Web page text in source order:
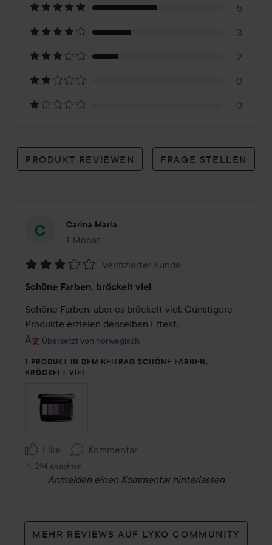
auf
10
Reviews
5
3
2
0
0
PRODUKT REVIEWEN FRAGE STELLEN
Carina Maria
1 Monat
Der Beitrag wurde 1 Monat erstellt
3
von
5
Verifizierter Kunde
Schöne Farben, bröckelt viel
Schöne Farben, aber es bröckelt viel. Günstigere
Produkte erzielen denselben Effekt.
Übersetzt von norwegisch
1 PRODUKT IN DEM BEITRAG SCHÖNE FARBEN,
BRÖCKELT VIEL
Like Kommentar
294 Ansichten
Anmelden einen Kommentar hinterlassen
MEHR REVIEWS AUF LYKO COMMUNITY